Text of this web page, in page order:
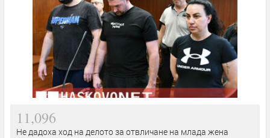
11,096
Не дадоха ход на делото за отвличане на млада жена